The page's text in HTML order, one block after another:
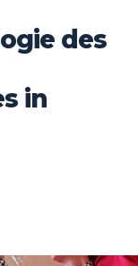
des
in